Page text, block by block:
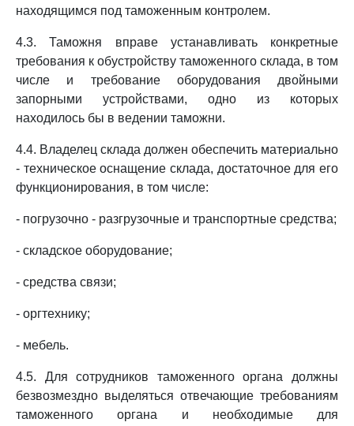
находящимся под таможенным контролем.
4.3. Таможня вправе устанавливать конкретные
требования к обустройству таможенного склада, в том
числе и требование оборудования двойными
запорными устройствами, одно из которых
находилось бы в ведении таможни.
4.4. Владелец склада должен обеспечить материально
- техническое оснащение склада, достаточное для его
функционирования, в том числе:
- погрузочно - разгрузочные и транспортные средства;
- складское оборудование;
- средства связи;
- оргтехнику;
- мебель.
4.5. Для сотрудников таможенного органа должны
безвозмездно выделяться отвечающие требованиям
таможенного органа и необходимые для